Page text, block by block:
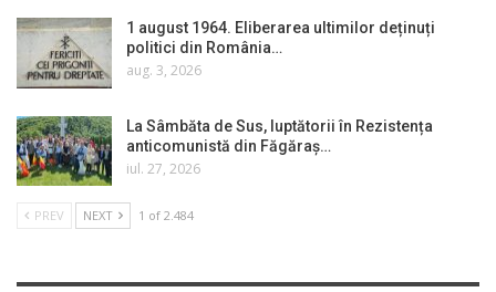
1 august 1964. Eliberarea ultimilor deținuți
politici din România…
aug. 3, 2026
La Sâmbăta de Sus, luptătorii în Rezistența
anticomunistă din Făgăraș…
iul. 27, 2026
PREV NEXT 1 of 2.484